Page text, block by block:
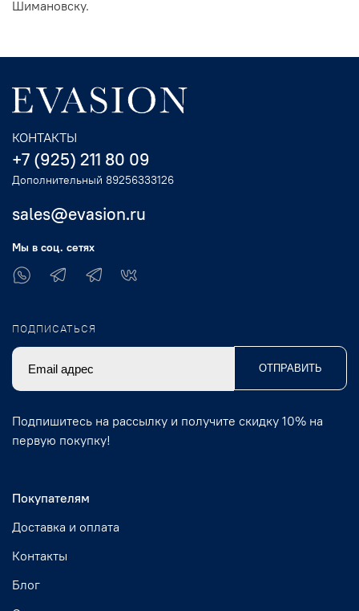
Шимановску.
Покупателям
Доставка и оплата
Контакты
Блог
КОНТАКТЫ
+7 (925) 211 80 09
Дополнительный 89256333126
sales@evasion.ru
Мы в соц. сетях
ПОДПИСАТЬСЯ
ОТПРАВИТЬ
Подпишитесь на рассылку и получите скидку 10% на
первую покупку!